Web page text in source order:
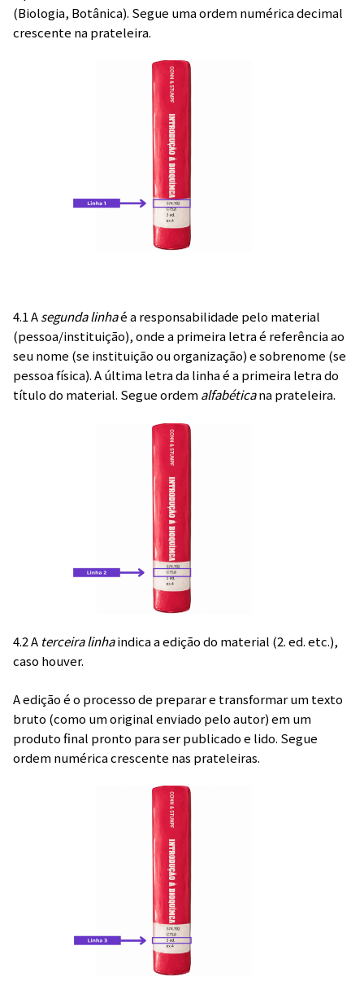
(Biologia, Botânica). Segue uma ordem numérica decimal
crescente na prateleira.
4.1 Asegunda linhaé a responsabilidade pelo material
(pessoa/instituição), onde a primeira letra é referência ao
seu nome (se instituição ou organização) e sobrenome (se
pessoa física). A última letra da linha é a primeira letra do
título do material. Segue ordemalfabéticana prateleira.
4.2 A terceira linhaindica a edição do material (2. ed. etc.),
caso houver.
A edição é o processo de preparar e transformar um texto
bruto (como um original enviado pelo autor) em um
produto final pronto para ser publicado e lido. Segue
ordem numérica crescente nas prateleiras.